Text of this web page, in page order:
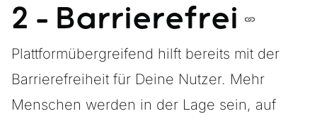
2 - Barrierefrei
Plattformübergreifend hilft bereits mit der
Barrierefreiheit für Deine Nutzer. Mehr
Menschen werden in der Lage sein, auf